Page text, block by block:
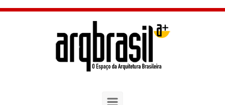
Skip to main content